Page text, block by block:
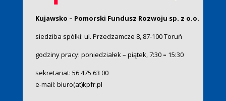
Kujawsko – Pomorski Fundusz Rozwoju sp. z o.o.
siedziba spółki: ul. Przedzamcze 8, 87-100 Toruń
godziny pracy: poniedziałek – piątek, 7:30– 15:30
sekretariat: 56 475 63 00
e-mail: biuro(at)kpfr.pl